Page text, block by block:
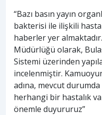
“Bazı basın yayın
bakterisi ile ilişkili
haberler yer almaktadır.
Müdürlüğü olarak,
Sistemi üzerinden
incelenmiştir.
adına, mevcut
herhangi bir hastalık
önemle duyururuz”